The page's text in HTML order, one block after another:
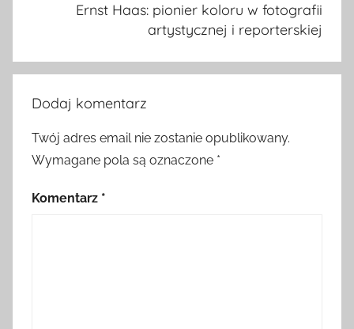
Ernst Haas: pionier koloru w fotografii
artystycznej i reporterskiej
Dodaj komentarz
Twój adres email nie zostanie opublikowany.
Wymagane pola są oznaczone *
Komentarz *